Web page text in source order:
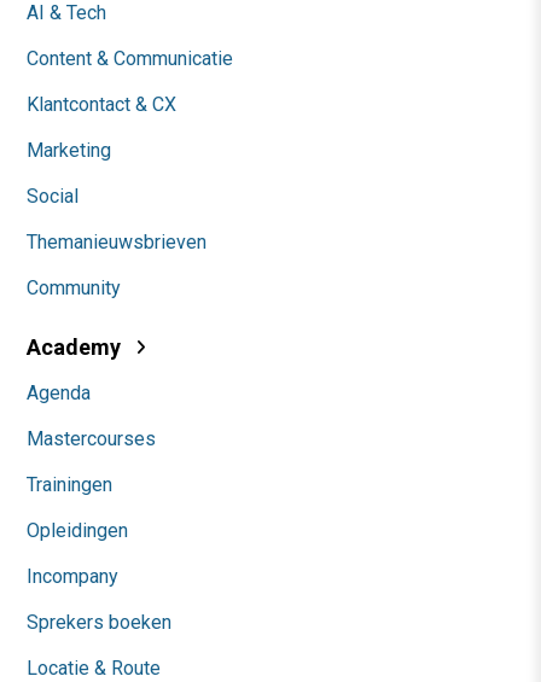
AI & Tech
Content & Communicatie
Klantcontact & CX
Marketing
Social
Themanieuwsbrieven
Community
Academy
Agenda
Mastercourses
Trainingen
Opleidingen
Incompany
Sprekers boeken
Locatie & Route